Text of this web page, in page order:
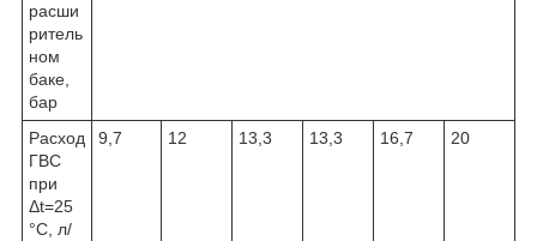
расши
ритель
ном
баке,
бар
Расход
ГВС
при
Δt=25
°C, л/
9,7 12 13,3 13,3 16,7 20